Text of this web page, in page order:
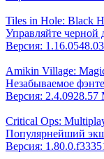
Tiles in Hole: Black
Управляйте черной
Версия: 1.16.0
Amikin Village:
Незабываемое
Версия: 2.4.0928.57
Critical Ops:
Популярнейший
Версия: 1.80.0.f3335